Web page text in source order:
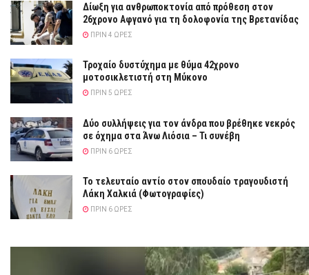
Δίωξη για ανθρωποκτονία από πρόθεση στον
26χρονο Αφγανό για τη δολοφονία της Βρετανίδας
ΠΡΙΝ 4 ΏΡΕΣ
Τροχαίο δυστύχημα με θύμα 42χρονο
μοτοσικλετιστή στη Μύκονο
ΠΡΙΝ 5 ΏΡΕΣ
Δύο συλλήψεις για τον άνδρα που βρέθηκε νεκρός
σε όχημα στα Άνω Λιόσια – Τι συνέβη
ΠΡΙΝ 6 ΏΡΕΣ
Το τελευταίο αντίο στον σπουδαίο τραγουδιστή
Λάκη Χαλκιά (Φωτογραφίες)
ΠΡΙΝ 6 ΏΡΕΣ